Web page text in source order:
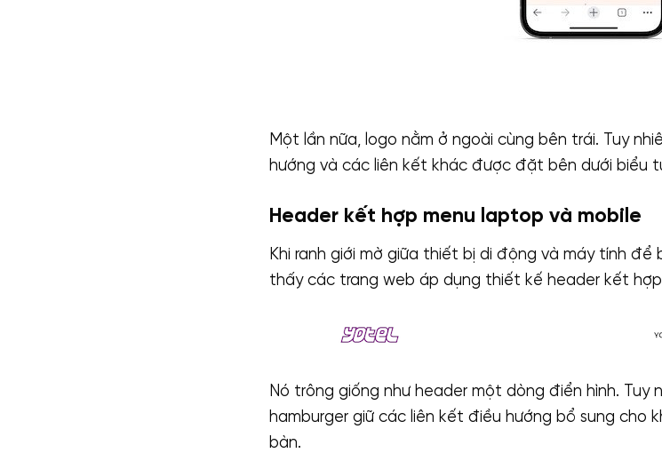
Một lần nữa, logo nằm ở ngoài cùng bên trái. Tuy
hướng và các liên kết khác được đặt bên dưới biểu
Header kết hợp menu laptop và mobile
Khi ranh giới mờ giữa thiết bị di động và máy tính để
thấy các trang web áp dụng thiết kế header kết hợp
Nó trông giống như header một dòng điển hình. Tuy
hamburger giữ các liên kết điều hướng bổ sung cho
bàn.